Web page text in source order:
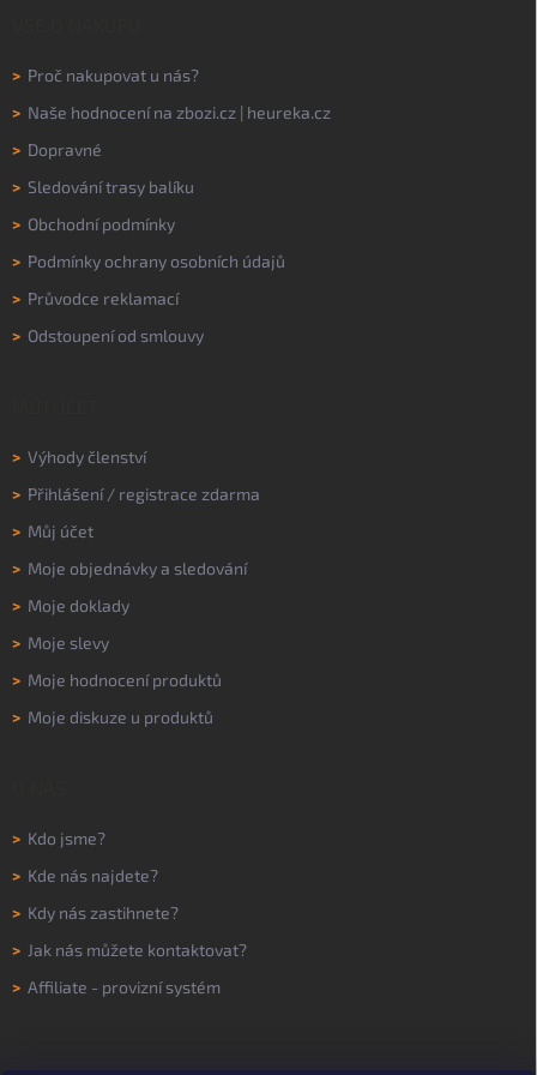
> Proč nakupovat u nás?
> Naše hodnocení na zbozi.cz | heureka.cz
> Dopravné
> Sledování trasy balíku
> Obchodní podmínky
> Podmínky ochrany osobních údajů
> Průvodce reklamací
> Odstoupení od smlouvy
> Výhody členství
> Přihlášení/ registrace zdarma
> Můj účet
> Moje objednávky a sledování
> Moje doklady
> Moje slevy
> Moje hodnocení produktů
> Moje diskuze u produktů
> Kdo jsme?
> Kde nás najdete?
> Kdy nás zastihnete?
> Jak nás můžete kontaktovat?
> Affiliate - provizní systém